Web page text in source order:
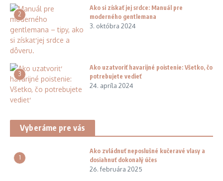
2
Ako si získať jej srdce: Manuál pre
moderného gentlemana
3. októbra 2024
3
Ako uzatvoriť havarijné poistenie: Všetko, čo
potrebujete vedieť
24. apríla 2024
Vyberáme pre vás
1
Ako zvládnuť neposlušné kučeravé vlasy a
dosiahnuť dokonalý účes
26. februára 2025